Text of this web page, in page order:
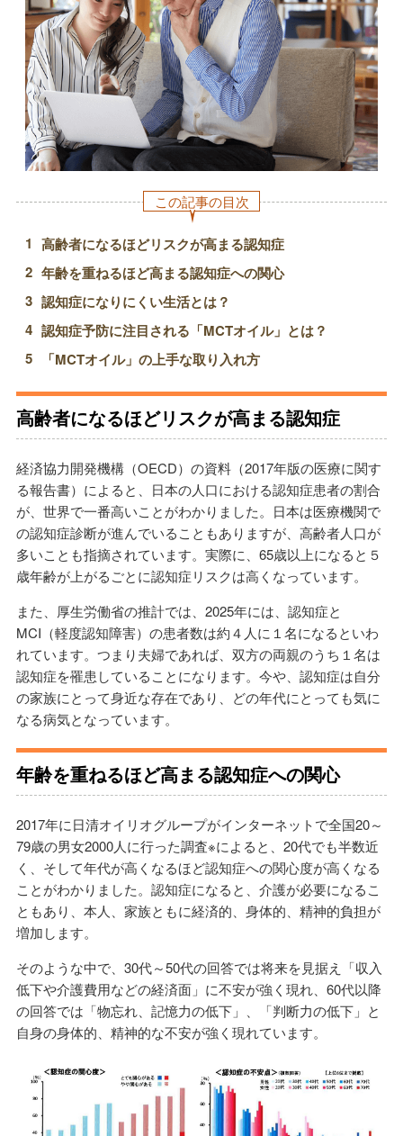
この記事の目次
高齢者になるほどリスクが高まる認知症
年齢を重ねるほど高まる認知症への関心
認知症になりにくい生活とは？
認知症予防に注目される「MCTオイル」とは？
「MCTオイル」の上手な取り入れ方
高齢者になるほどリスクが高まる認知症
経済協力開発機構（OECD）の資料（2017年版の医療に関す
る報告書）によると、日本の人口における認知症患者の割合
が、世界で一番高いことがわかりました。日本は医療機関で
の認知症診断が進んでいることもありますが、高齢者人口が
多いことも指摘されています。実際に、65歳以上になると５
歳年齢が上がるごとに認知症リスクは高くなっています。
また、厚生労働省の推計では、2025年には、認知症と
MCI（軽度認知障害）の患者数は約４人に１名になるといわ
れています。つまり夫婦であれば、双方の両親のうち１名は
認知症を罹患していることになります。今や、認知症は自分
の家族にとって身近な存在であり、どの年代にとっても気に
なる病気となっています。
年齢を重ねるほど高まる認知症への関心
2017年に日清オイリオグループがインターネットで全国20～
79歳の男女2000人に行った調査※によると、20代でも半数近
く、そして年代が高くなるほど認知症への関心度が高くなる
ことがわかりました。認知症になると、介護が必要になるこ
ともあり、本人、家族ともに経済的、身体的、精神的負担が
増加します。
そのような中で、30代～50代の回答では将来を見据え「収入
低下や介護費用などの経済面」に不安が強く現れ、60代以降
の回答では「物忘れ、記憶力の低下」、「判断力の低下」と
自身の身体的、精神的な不安が強く現れています。